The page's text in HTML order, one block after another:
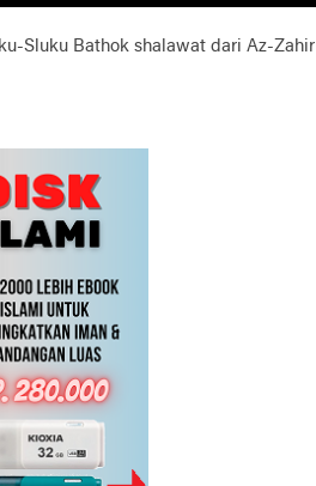
Sluku Bathok shalawat dari Az-Zahir